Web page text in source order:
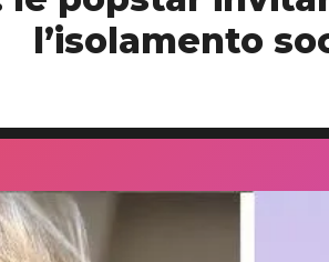
l’isolamento